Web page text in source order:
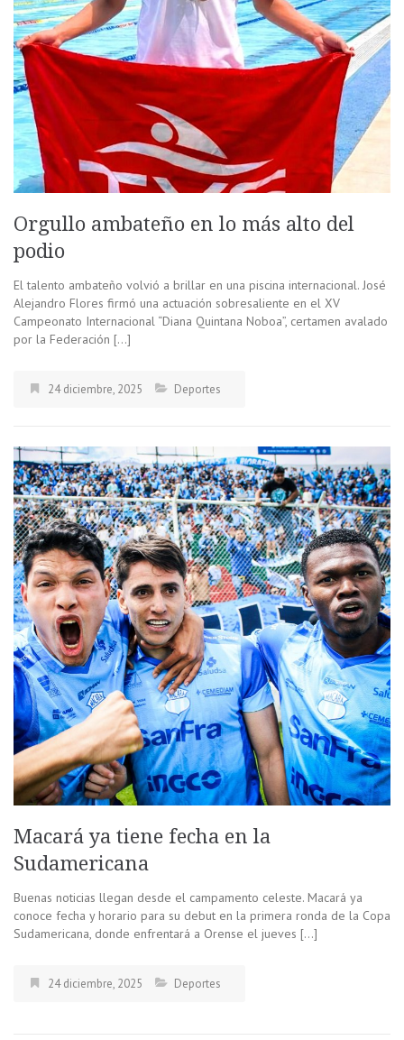
Orgullo ambateño en lo más alto del
podio
El talento ambateño volvió a brillar en una piscina internacional. José
Alejandro Flores firmó una actuación sobresaliente en el XV
Campeonato Internacional “Diana Quintana Noboa”, certamen avalado
por la Federación […]
24 diciembre, 2025 Deportes
Macará ya tiene fecha en la
Sudamericana
Buenas noticias llegan desde el campamento celeste. Macará ya
conoce fecha y horario para su debut en la primera ronda de la Copa
Sudamericana, donde enfrentará a Orense el jueves […]
24 diciembre, 2025 Deportes